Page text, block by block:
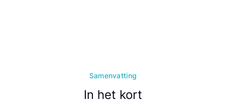
Samenvatting
In het kort